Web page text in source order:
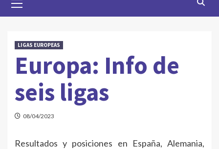
Menu
LIGAS EUROPEAS
Europa: Info de
seis ligas
08/04/2023
Resultados y posiciones en España, Alemania,